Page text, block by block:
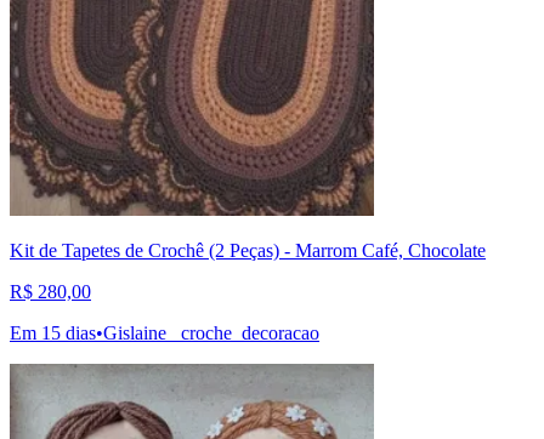
Kit de Tapetes de Crochê (2 Peças) - Marrom Café, Chocolate
R$ 280,00
Em 15 dias•Gislaine_ croche_decoracao